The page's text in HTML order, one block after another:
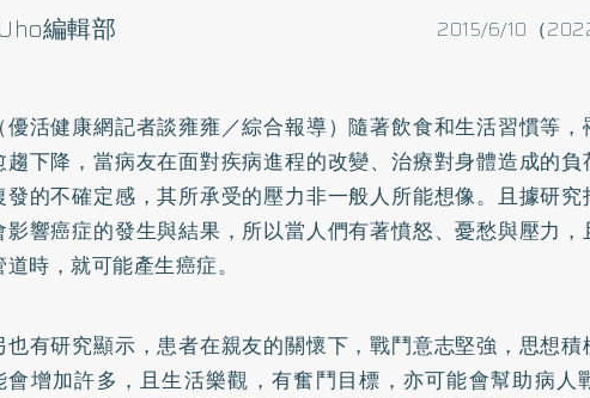
2015/6/10（
Uho編輯部
（優活健康網記者談雍雍／綜合報導）隨著飲食和生活習慣等
趨下降，當病友在面對疾病進程的改變、治療對身體造成的
發的不確定感，其所承受的壓力非一般人所能想像。且據研
影響癌症的發生與結果，所以當人們有著憤怒、憂愁與壓力
道時，就可能產生癌症。
也有研究顯示，患者在親友的關懷下，戰鬥意志堅強，思想
會增加許多，且生活樂觀，有奮鬥目標，亦可能會幫助病人